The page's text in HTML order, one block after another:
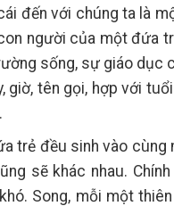
đến với chúng ta là
người của một đứa
sống, sự giáo dục
giờ, tên gọi, hợp với
trẻ đều sinh vào
sẽ khác nhau.
Song, mỗi một